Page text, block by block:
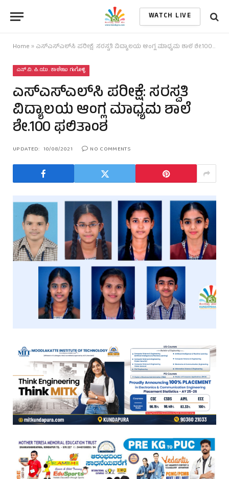
WATCH LIVE
Home » ಎಸ್‌ಎಸ್‌ಎಲ್‌ಸಿ ಪರೀಕ್ಷೆ: ಸರಸ್ವತಿ ವಿದ್ಯಾಲಯ ಆಂಗ್ಲ ಮಾಧ್ಯಮ ಶಾಲೆ ಶೇ.100 ಫಲಿತಾಂಶ
ಎಸ್.ವಿ. ಪಿ.ಯು. ಕಾಲೇಜು ಗಂಗೊಳ್ಳಿ
ಎಸ್‌ಎಸ್‌ಎಲ್‌ಸಿ ಪರೀಕ್ಷೆ: ಸರಸ್ವತಿ
ವಿದ್ಯಾಲಯ ಆಂಗ್ಲ ಮಾಧ್ಯಮ ಶಾಲೆ
ಶೇ.100 ಫಲಿತಾಂಶ
UPDATED: 10/08/2021 NO COMMENTS